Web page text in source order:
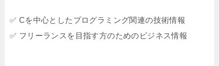
✅ Cを中心としたプログラミング関連の技術情報
✅ フリーランスを目指す方のためのビジネス情報